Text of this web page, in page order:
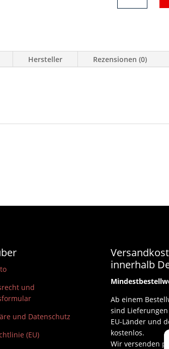
M:
1-
Hersteller Rezensionen (0)
und
und Datenschutz
(EU)
innerhalb
Ab einem
sind
EU-Länder und
kostenlos.
Wir versenden